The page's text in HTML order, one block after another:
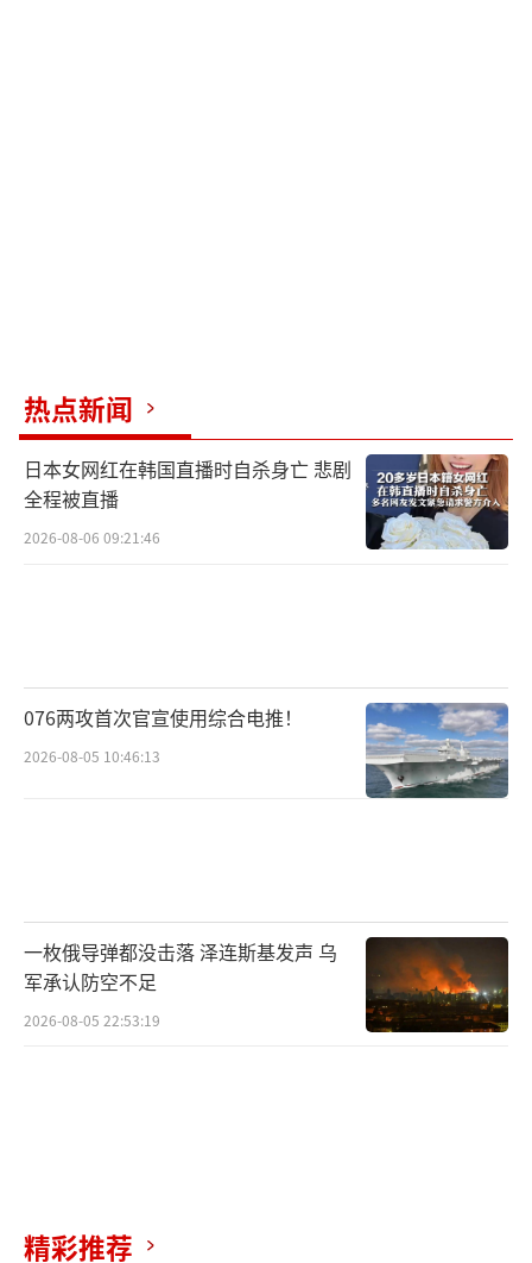
热点新闻
日本女网红在韩国直播时自杀身亡 悲剧
全程被直播
2026-08-06 09:21:46
076两攻首次官宣使用综合电推！
2026-08-05 10:46:13
一枚俄导弹都没击落 泽连斯基发声 乌
军承认防空不足
2026-08-05 22:53:19
精彩推荐